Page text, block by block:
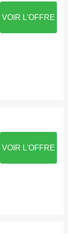
VOIR L'OFFRE
VOIR L'OFFRE